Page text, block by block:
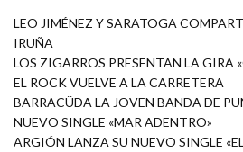
LEO JIMÉNEZ Y SARATOGA
IRUÑA
LOS ZIGARROS PRESENTAN LA GIRA
EL ROCK VUELVE A LA CARRETERA
BARRACÜDA LA JOVEN BANDA DE
NUEVO SINGLE «MAR ADENTRO»
ARGIÓN LANZA SU NUEVO SINGLE